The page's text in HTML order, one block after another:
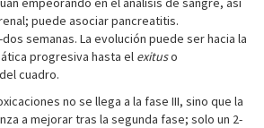
puede asociar pancreatitis.
dos semanas. La evolución puede ser hacia la
progresiva hasta el exituso
cuadro.
no se llega a la fase III, sino que la
a mejorar tras la segunda fase; solo un 2-